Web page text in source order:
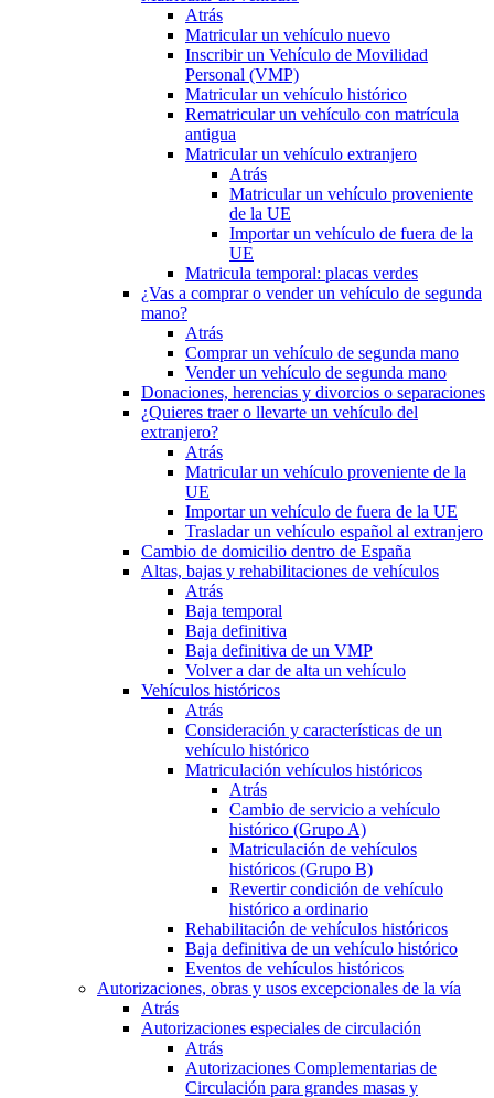
Atrás
Matricular un vehículo nuevo
Inscribir un Vehículo de Movilidad
Personal (VMP)
Matricular un vehículo histórico
Rematricular un vehículo con matrícula
antigua
Matricular un vehículo extranjero
Atrás
Matricular un vehículo proveniente
de la UE
Importar un vehículo de fuera de la
UE
Matricula temporal: placas verdes
¿Vas a comprar o vender un vehículo de segunda
mano?
Atrás
Comprar un vehículo de segunda mano
Vender un vehículo de segunda mano
Donaciones, herencias y divorcios o separaciones
¿Quieres traer o llevarte un vehículo del
extranjero?
Atrás
Matricular un vehículo proveniente de la
UE
Importar un vehículo de fuera de la UE
Trasladar un vehículo español al extranjero
Cambio de domicilio dentro de España
Altas, bajas y rehabilitaciones de vehículos
Atrás
Baja temporal
Baja definitiva
Baja definitiva de un VMP
Volver a dar de alta un vehículo
Vehículos históricos
Atrás
Consideración y características de un
vehículo histórico
Matriculación vehículos históricos
Atrás
Cambio de servicio a vehículo
histórico (Grupo A)
Matriculación de vehículos
históricos (Grupo B)
Revertir condición de vehículo
histórico a ordinario
Rehabilitación de vehículos históricos
Baja definitiva de un vehículo histórico
Eventos de vehículos históricos
Autorizaciones, obras y usos excepcionales de la vía
Atrás
Autorizaciones especiales de circulación
Atrás
Autorizaciones Complementarias de
Circulación para grandes masas y